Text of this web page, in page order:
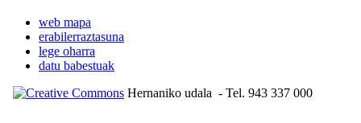
web mapa
erabilerraztasuna
lege oharra
datu babestuak
Hernaniko udala - Tel. 943 337 000